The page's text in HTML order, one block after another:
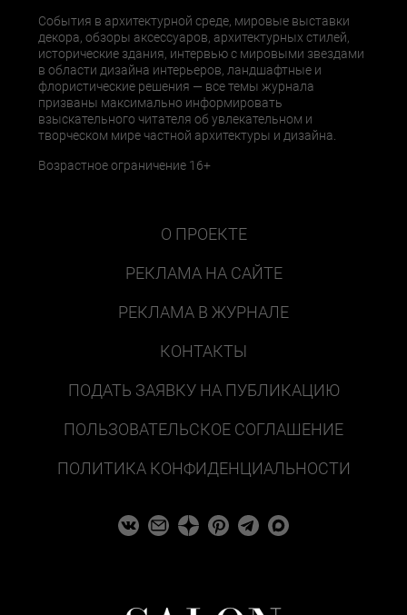
События в архитектурной среде, мировые выставки
декора, обзоры аксессуаров, архитектурных стилей,
исторические здания, интервью с мировыми звездами
в области дизайна интерьеров, ландшафтные и
флористические решения — все темы журнала
призваны максимально информировать
взыскательного читателя об увлекательном и
творческом мире частной архитектуры и дизайна.
Возрастное ограничение 16+
О ПРОЕКТЕ
РЕКЛАМА НА САЙТЕ
РЕКЛАМА В ЖУРНАЛЕ
КОНТАКТЫ
ПОДАТЬ ЗАЯВКУ НА ПУБЛИКАЦИЮ
ПОЛЬЗОВАТЕЛЬСКОЕ СОГЛАШЕНИЕ
ПОЛИТИКА КОНФИДЕНЦИАЛЬНОСТИ